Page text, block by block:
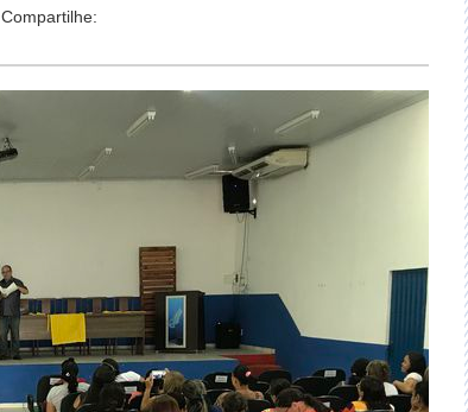
Compartilhe: